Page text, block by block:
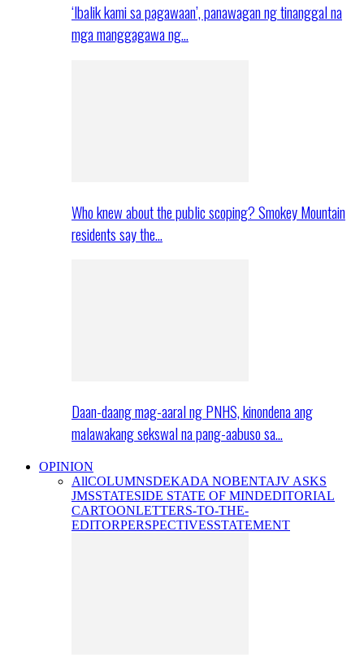
‘Ibalik kami sa pagawaan’, panawagan ng tinanggal na
mga manggagawa ng…
Who knew about the public scoping? Smokey Mountain
residents say the…
Daan-daang mag-aaral ng PNHS, kinondena ang
malawakang sekswal na pang-aabuso sa…
OPINION
AllCOLUMNSDEKADA NOBENTAJV ASKS
JMSSTATESIDE STATE OF MINDEDITORIAL
CARTOONLETTERS-TO-THE-
EDITORPERSPECTIVESSTATEMENT